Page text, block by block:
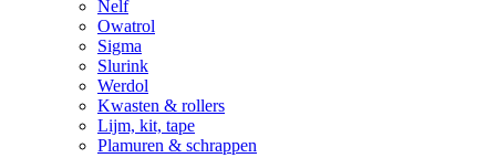
Nelf
Owatrol
Sigma
Slurink
Werdol
Kwasten & rollers
Lijm, kit, tape
Plamuren & schrappen